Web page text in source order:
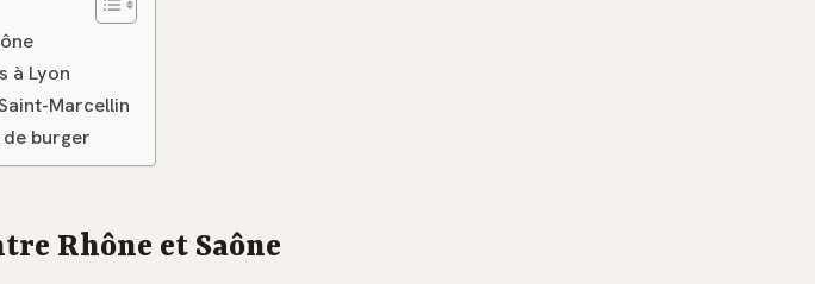
à Lyon
Marcellin
burger
Rhône et Saône